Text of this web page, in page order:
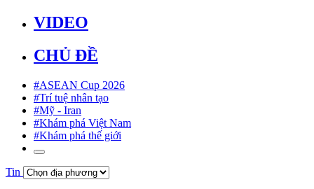
VIDEO
CHỦ ĐỀ
#ASEAN Cup 2026
#Trí tuệ nhân tạo
#Mỹ - Iran
#Khám phá Việt Nam
#Khám phá thế giới
Tin